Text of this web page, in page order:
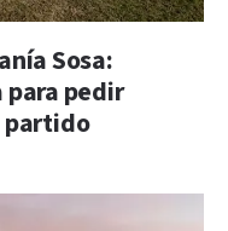
Sosa:
para pedir
partido